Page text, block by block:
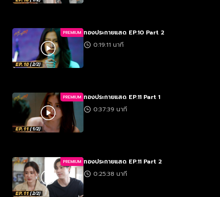
PREMIUM ทองประกายแสด EP.10 Part 2
0:19:11 นาที
PREMIUM ทองประกายแสด EP.11 Part 1
0:37:39 นาที
PREMIUM ทองประกายแสด EP.11 Part 2
0:25:38 นาที